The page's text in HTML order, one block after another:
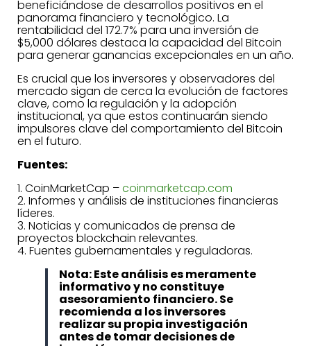
beneficiándose de desarrollos positivos en el
panorama financiero y tecnológico. La
rentabilidad del 172.7% para una inversión de
$5,000 dólares destaca la capacidad del Bitcoin
para generar ganancias excepcionales en un año.
Es crucial que los inversores y observadores del
mercado sigan de cerca la evolución de factores
clave, como la regulación y la adopción
institucional, ya que estos continuarán siendo
impulsores clave del comportamiento del Bitcoin
en el futuro.
Fuentes:
1. CoinMarketCap –coinmarketcap.com
2. Informes y análisis de instituciones financieras
líderes.
3. Noticias y comunicados de prensa de
proyectos blockchain relevantes.
4. Fuentes gubernamentales y reguladoras.
Nota: Este análisis es meramente
informativo y no constituye
asesoramiento financiero. Se
recomienda a los inversores
realizar su propia investigación
antes de tomar decisiones de